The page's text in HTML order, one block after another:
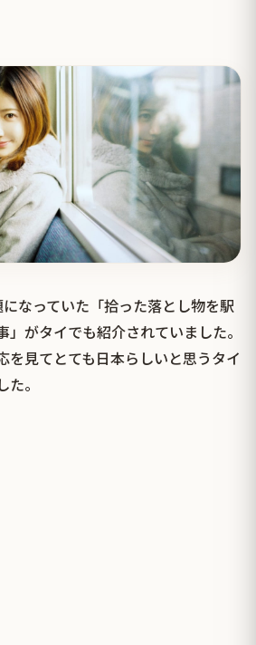
なっていた「拾った落とし物を駅
」がタイでも紹介されていました。
を見てとても日本らしいと思うタイ
。